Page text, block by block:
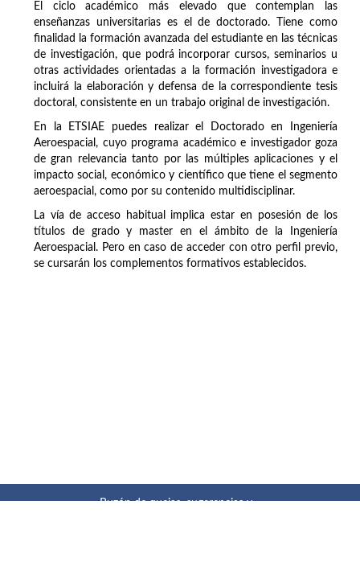
El ciclo académico más elevado que contemplan las
enseñanzas universitarias es el de doctorado. Tiene como
finalidad la formación avanzada del estudiante en las técnicas
de investigación, que podrá incorporar cursos, seminarios u
otras actividades orientadas a la formación investigadora e
incluirá la elaboración y defensa de la correspondiente tesis
doctoral, consistente en un trabajo original de investigación.
En la ETSIAE puedes realizar el Doctorado en Ingeniería
Aeroespacial, cuyo programa académico e investigador goza
de gran relevancia tanto por las múltiples aplicaciones y el
impacto social, económico y científico que tiene el segmento
aeroespacial, como por su contenido multidisciplinar.
La vía de acceso habitual implica estar en posesión de los
títulos de grado y master en el ámbito de la Ingeniería
Aeroespacial. Pero en caso de acceder con otro perfil previo,
se cursarán los complementos formativos establecidos.
Buzón de quejas, sugerencias y